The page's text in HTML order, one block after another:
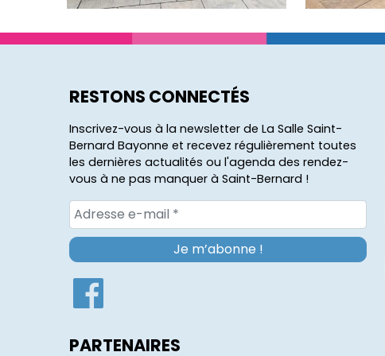
RESTONS CONNECTÉS
Inscrivez-vous à la newsletter de La Salle Saint-
Bernard Bayonne et recevez régulièrement toutes
les dernières actualités ou l'agenda des rendez-
vous à ne pas manquer à Saint-Bernard !
PARTENAIRES